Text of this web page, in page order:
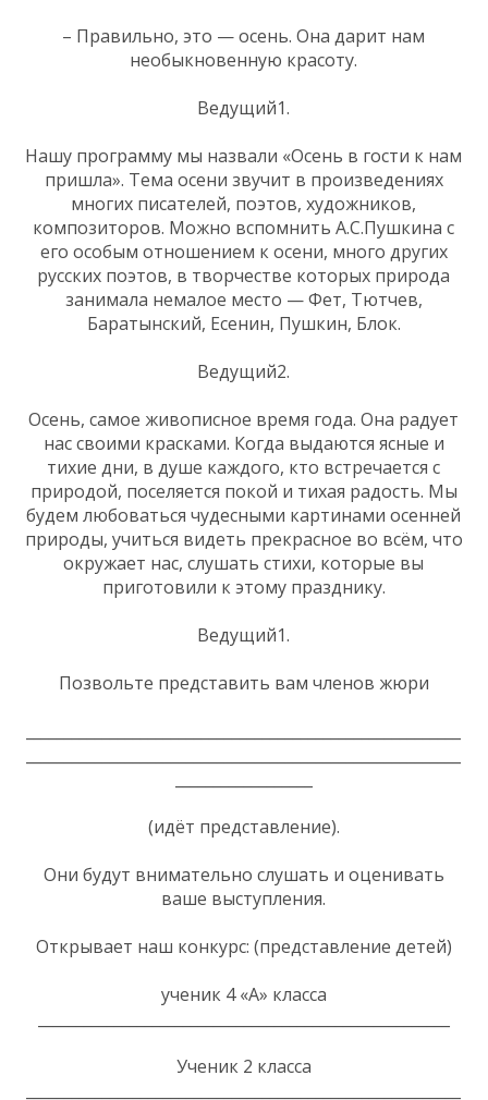
– Правильно, это — осень. Она дарит нам
необыкновенную красоту.
Ведущий1.
Нашу программу мы назвали «Осень в гости к нам
пришла». Тема осени звучит в произведениях
многих писателей, поэтов, художников,
композиторов. Можно вспомнить А.С.Пушкина с
его особым отношением к осени, много других
русских поэтов, в творчестве которых природа
занимала немалое место — Фет, Тютчев,
Баратынский, Есенин, Пушкин, Блок.
Ведущий2.
Осень, самое живописное время года. Она радует
нас своими красками. Когда выдаются ясные и
тихие дни, в душе каждого, кто встречается с
природой, поселяется покой и тихая радость. Мы
будем любоваться чудесными картинами осенней
природы, учиться видеть прекрасное во всём, что
окружает нас, слушать стихи, которые вы
приготовили к этому празднику.
Ведущий1.
Позвольте представить вам членов жюри
(идёт представление).
Они будут внимательно слушать и оценивать
ваше выступления.
Открывает наш конкурс: (представление детей)
ученик 4 «А» класса
Ученик 2 класса